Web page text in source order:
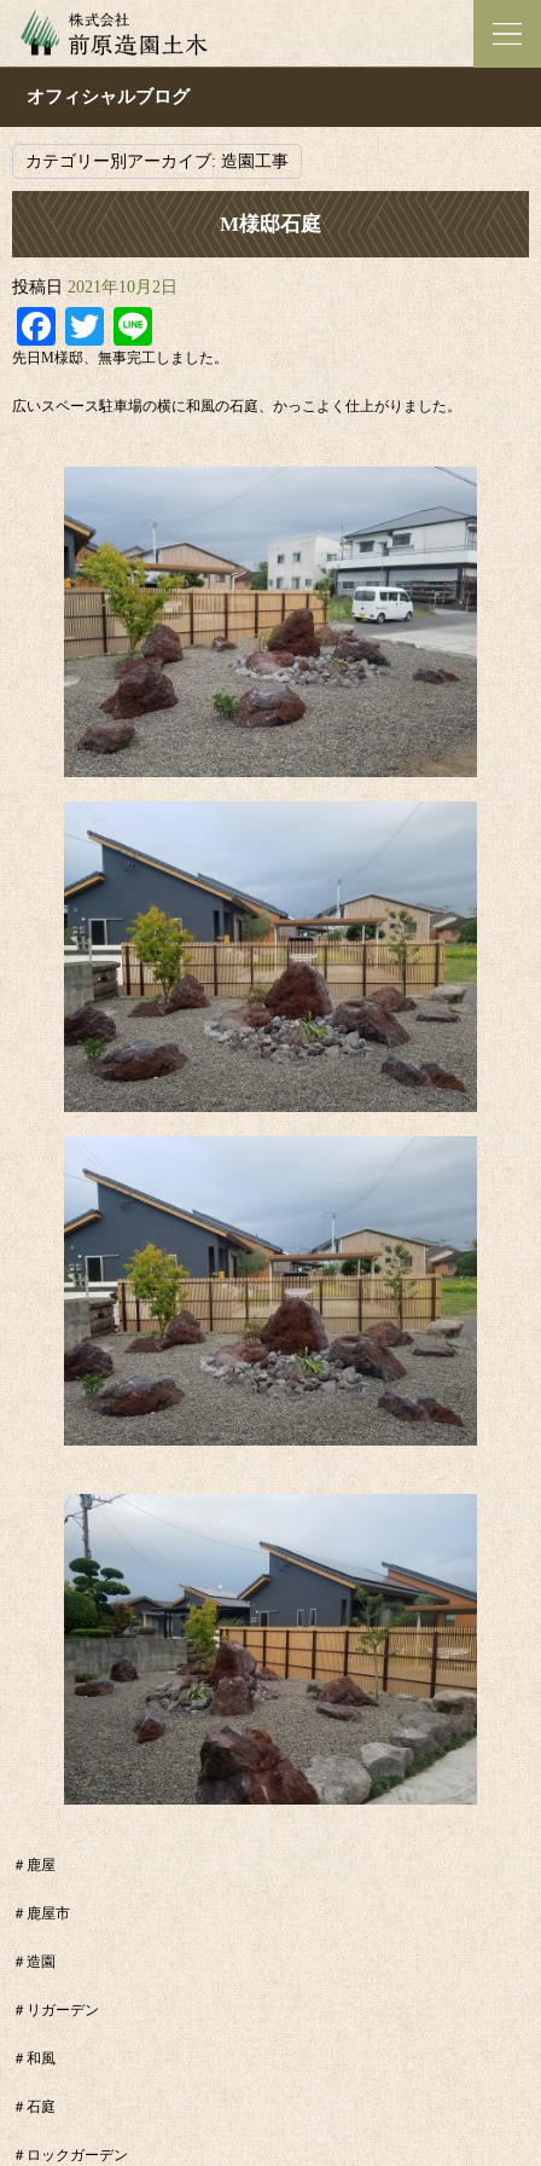
オフィシャルブログ
カテゴリー別アーカイブ: 造園工事
M様邸石庭
投稿日 2021年10月2日
Facebook
TwitterLine
先日M様邸、無事完工しました。
広いスペース駐車場の横に和風の石庭、かっこよく仕上がりました。
＃鹿屋
＃鹿屋市
＃造園
＃リガーデン
＃和風
＃石庭
＃ロックガーデン